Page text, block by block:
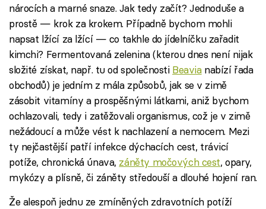
nárocích a marné snaze. Jak tedy začít? Jednoduše a
prostě — krok za krokem. Případně bychom mohli
napsat lžící za lžící — co takhle do jídelníčku zařadit
kimchi? Fermentovaná zelenina (kterou dnes není nijak
složité získat, např. tu od společnosti Beavianabízí řada
obchodů) je jedním z mála způsobů, jak se v zimě
zásobit vitamíny a prospěšnými látkami, aniž bychom
ochlazovali, tedy i zatěžovali organismus, což je v zimě
nežádoucí a může vést k nachlazení a nemocem. Mezi
ty nejčastější patří infekce dýchacích cest, trávicí
potíže, chronická únava, záněty močových cest, opary,
mykózy a plísně, či záněty středouší a dlouhé hojení ran.
Že alespoň jednu ze zmíněných zdravotních potíží